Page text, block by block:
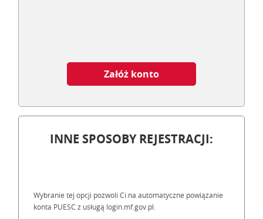
Załóż konto
INNE SPOSOBY REJESTRACJI:
Wybranie tej opcji pozwoli Ci na automatyczne powiązanie
konta PUESC z usługą login.mf.gov.pl.